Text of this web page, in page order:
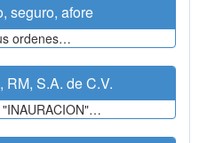
seguro, afore
ordenes…
S.A. de C.V.
"INAURACION"…